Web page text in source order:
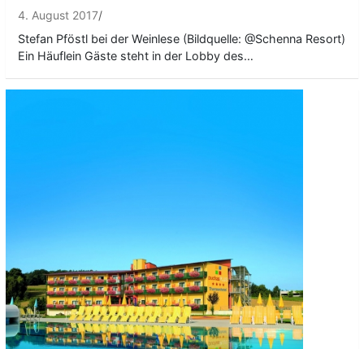
4. August 2017
Stefan Pföstl bei der Weinlese (Bildquelle: @Schenna Resort)
Ein Häuflein Gäste steht in der Lobby des…